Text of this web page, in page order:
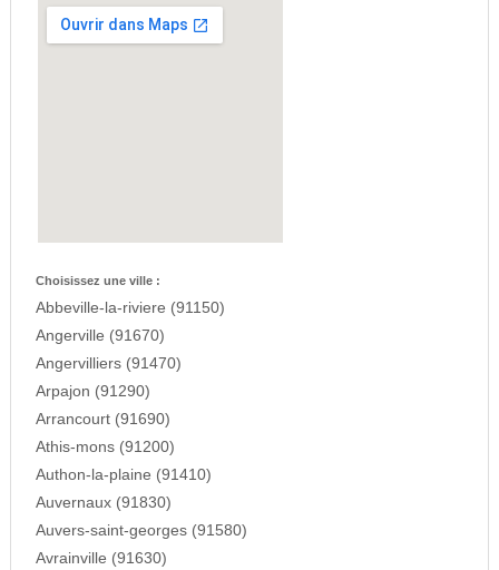
Choisissez une ville :
Abbeville-la-riviere (91150)
Angerville (91670)
Angervilliers (91470)
Arpajon (91290)
Arrancourt (91690)
Athis-mons (91200)
Authon-la-plaine (91410)
Auvernaux (91830)
Auvers-saint-georges (91580)
Avrainville (91630)